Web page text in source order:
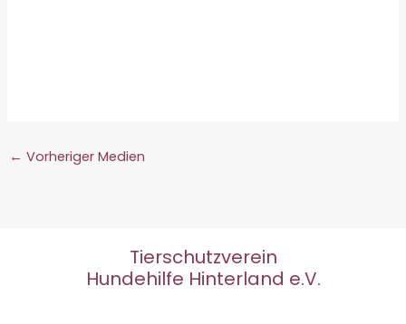
← Vorheriger Medien
Tierschutzverein
Hundehilfe Hinterland e.V.